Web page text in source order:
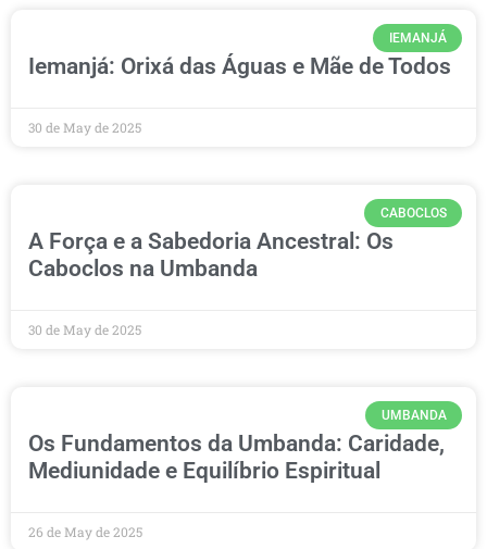
IEMANJÁ
Iemanjá: Orixá das Águas e Mãe de Todos
30 de May de 2025
CABOCLOS
A Força e a Sabedoria Ancestral: Os
Caboclos na Umbanda
30 de May de 2025
UMBANDA
Os Fundamentos da Umbanda: Caridade,
Mediunidade e Equilíbrio Espiritual
26 de May de 2025